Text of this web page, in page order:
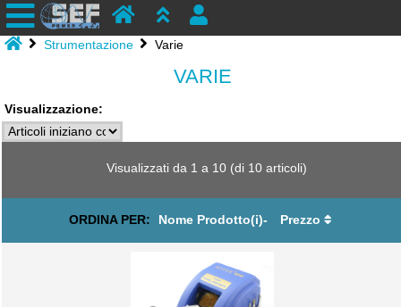
Strumentazione Varie
VARIE
Visualizzazione:
Visualizzati da 1 a 10 (di 10 articoli)
ORDINA PER: Nome Prodotto(i)- Prezzo